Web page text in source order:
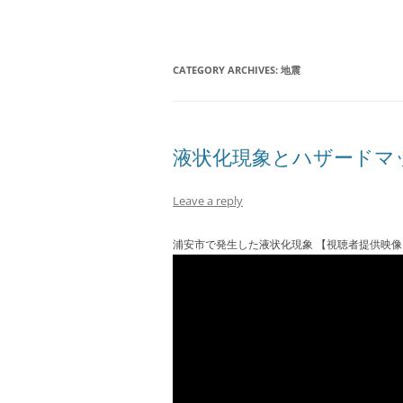
CATEGORY ARCHIVES: 地震
液状化現象とハザードマ
Leave a reply
浦安市で発生した液状化現象 【視聴者提供映